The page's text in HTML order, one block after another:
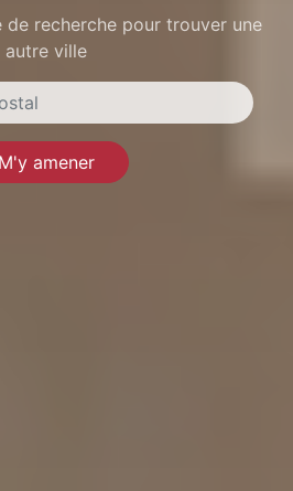
recherche pour trouver une
autre ville
M'y amener